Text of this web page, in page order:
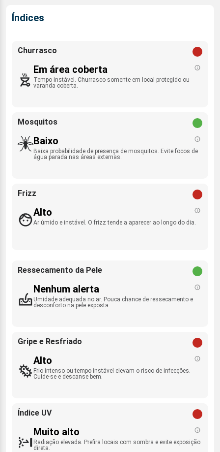
Índices
Churrasco
Em área coberta
Tempo instável. Churrasco somente em local protegido ou
varanda coberta.
Mosquitos
Baixo
Baixa probabilidade de presença de mosquitos. Evite focos de
água parada nas áreas externas.
Frizz
Alto
Ar úmido e instável. O frizz tende a aparecer ao longo do dia.
Ressecamento da Pele
Nenhum alerta
Umidade adequada no ar. Pouca chance de ressecamento e
desconforto na pele exposta.
Gripe e Resfriado
Alto
Frio intenso ou tempo instável elevam o risco de infecções.
Cuide-se e descanse bem.
Índice UV
Muito alto
Radiação elevada. Prefira locais com sombra e evite exposição
direta.